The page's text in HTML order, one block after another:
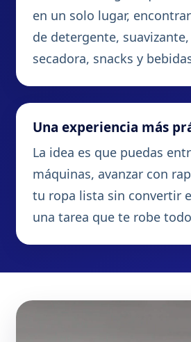
en un solo lugar,
de detergente,
secadora, snacks y
Una experiencia más
La idea es que puedas
máquinas, avanzar con
tu ropa lista sin convertir
una tarea que te robe